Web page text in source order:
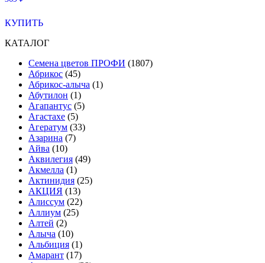
КУПИТЬ
КАТАЛОГ
Cемена цветов ПРОФИ (1807)
Абрикос (45)
Абрикос-алыча (1)
Абутилон (1)
Агапантус (5)
Агастахе (5)
Агератум (33)
Азарина (7)
Айва (10)
Аквилегия (49)
Акмелла (1)
Актинидия (25)
АКЦИЯ (13)
Алиссум (22)
Аллиум (25)
Алтей (2)
Алыча (10)
Альбиция (1)
Амарант (17)